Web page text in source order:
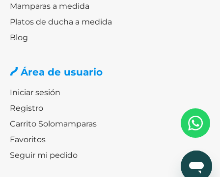
Mamparas a medida
Platos de ducha a medida
Blog
Área de usuario
Iniciar sesión
Registro
Carrito Solomamparas
Favoritos
Seguir mi pedido